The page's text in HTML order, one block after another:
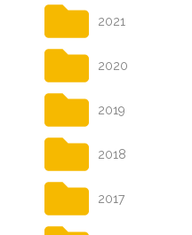
2021
2020
2019
2018
2017